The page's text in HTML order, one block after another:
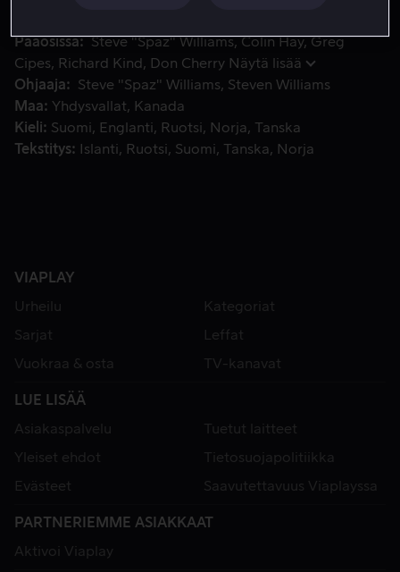
Pääosissa Steve "Spaz" Williams Colin Hay Greg
Cipes
Richard Kind Don Cherry Näytä lisää
Ohjaaja
Steve "Spaz" Williams
Steven Williams
Maa
Yhdysvallat
Kanada
Kieli
Suomi Englanti Ruotsi Norja
Tanska
Tekstitys
Islanti Ruotsi Suomi Tanska Norja
VIAPLAY
Urheilu
Kategoriat
Sarjat
Leffat
Vuokraa & osta
TV-kanavat
LUE LISÄÄ
Asiakaspalvelu
Tuetut laitteet
Yleiset ehdot
Tietosuojapolitiikka
Evästeet
Saavutettavuus Viaplayssa
PARTNERIEMME ASIAKKAAT
Aktivoi Viaplay